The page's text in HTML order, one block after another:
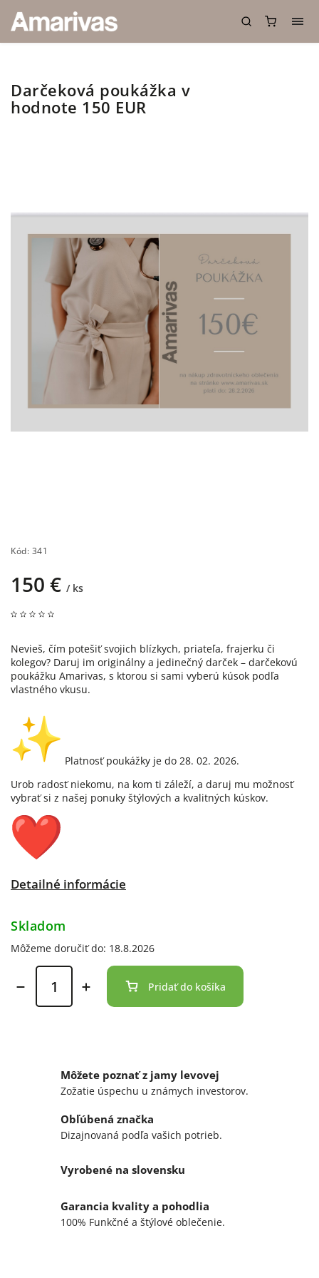
Darčeková poukážka v
hodnote 150 EUR
Kód: 341
150 € / ks
Nevieš, čím potešiť svojich blízkych, priateľa, frajerku či
kolegov? Daruj im originálny a jedinečný darček – darčekovú
poukážku Amarivas, s ktorou si sami vyberú kúsok podľa
vlastného vkusu.
Platnosť poukážky je do 28. 02. 2026.
Urob radosť niekomu, na kom ti záleží, a daruj mu možnosť
vybrať si z našej ponuky štýlových a kvalitných kúskov.
Detailné informácie
Skladom
Môžeme doručiť do: 18.8.2026
Pridať do košíka
Môžete poznať z jamy levovej
Zožatie úspechu u známych investorov.
Obľúbená značka
Dizajnovaná podľa vašich potrieb.
Vyrobené na slovensku
Garancia kvality a pohodlia
100% Funkčné a štýlové oblečenie.